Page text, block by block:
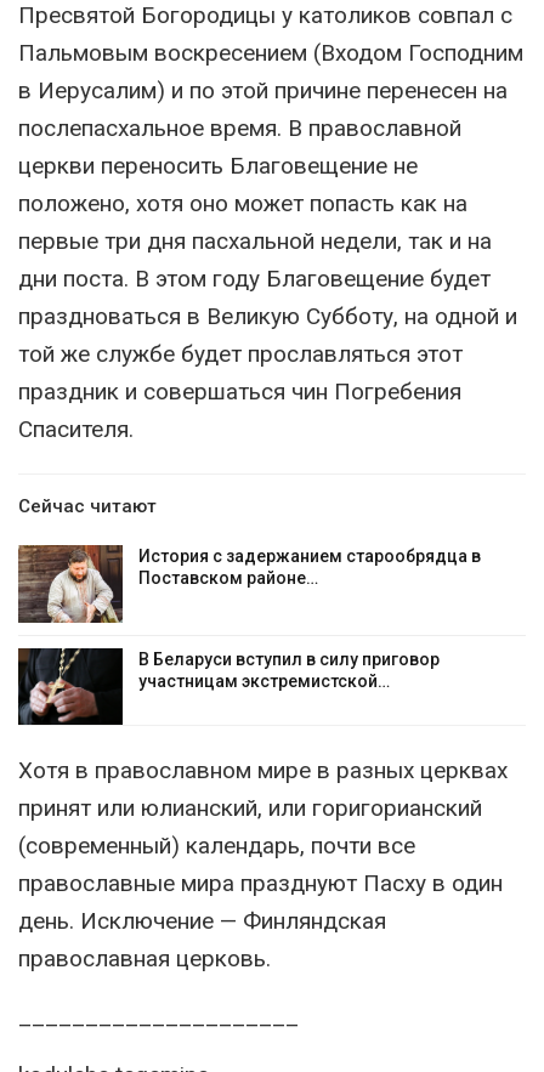
Пресвятой Богородицы у католиков совпал с
Пальмовым воскресением (Входом Господним
в Иерусалим) и по этой причине перенесен на
послепасхальное время. В православной
церкви переносить Благовещение не
положено, хотя оно может попасть как на
первые три дня пасхальной недели, так и на
дни поста. В этом году Благовещение будет
праздноваться в Великую Субботу, на одной и
той же службе будет прославляться этот
праздник и совершаться чин Погребения
Спасителя.
Сейчас читают
История с задержанием старообрядца в
Поставском районе…
В Беларуси вступил в силу приговор
участницам экстремистской…
Хотя в православном мире в разных церквах
принят или юлианский, или горигорианский
(современный) календарь, почти все
православные мира празднуют Пасху в один
день. Исключение — Финляндская
православная церковь.